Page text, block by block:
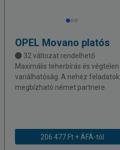
OPEL Movano platós
32 változat rendelhető
Maximális teherbírás és végtelen
variálhatóság. A nehéz feladatok
megbízható német partnere.
206 477 Ft + ÁFÁ-tól